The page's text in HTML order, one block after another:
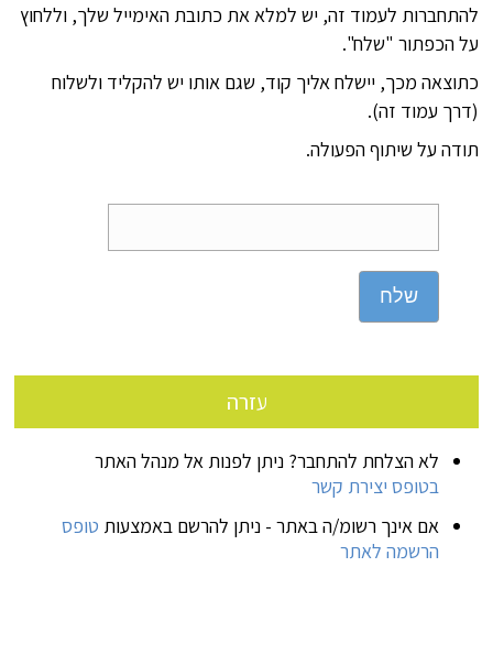
להתחברות לעמוד זה, יש למלא את כתובת האימייל שלך, וללחוץ
על הכפתור "שלח".
כתוצאה מכך, יישלח אליך קוד, שגם אותו יש להקליד ולשלוח
(דרך עמוד זה).
תודה על שיתוף הפעולה.
שלח
עזרה
לא הצלחת להתחבר? ניתן לפנות אל מנהל האתר
בטופס יצירת קשר
אם אינך רשומ/ה באתר - ניתן להרשם באמצעות טופס
הרשמה לאתר